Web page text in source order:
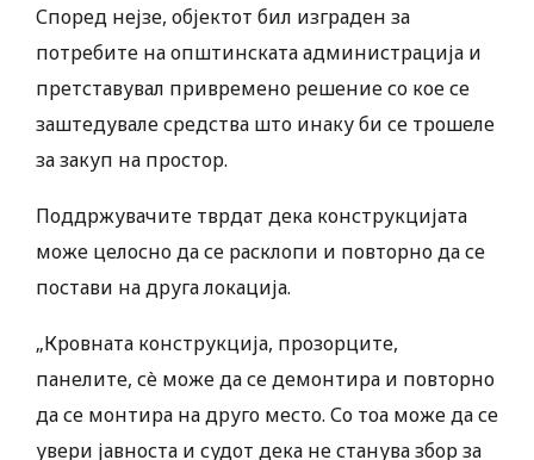
Според нејзе, објектот бил изграден за
потребите на општинската администрација и
претставувал привремено решение со кое се
заштедувале средства што инаку би се трошеле
за закуп на простор.
Поддржувачите тврдат дека конструкцијата
може целосно да се расклопи и повторно да се
постави на друга локација.
„Кровната конструкција, прозорците,
панелите, сè може да се демонтира и повторно
да се монтира на друго место. Со тоа може да се
увери јавноста и судот дека не станува збор за